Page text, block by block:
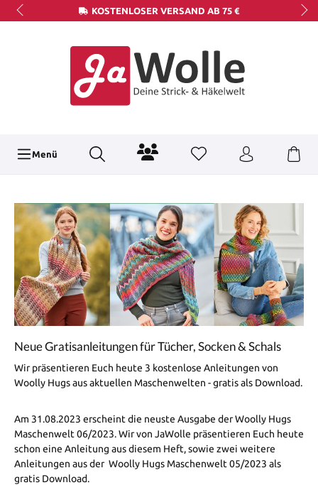
KOSTENLOSER VERSAND AB 75 €
Menü
Neue Gratisanleitungen für Tücher, Socken & Schals
Wir präsentieren Euch heute 3 kostenlose Anleitungen von
Woolly Hugs aus aktuellen Maschenwelten - gratis als Download.
Am 31.08.2023 erscheint die neuste Ausgabe der Woolly Hugs
Maschenwelt 06/2023. Wir von JaWolle präsentieren Euch heute
schon eine Anleitung aus diesem Heft, sowie zwei weitere
Anleitungen aus der Woolly Hugs Maschenwelt 05/2023 als
gratis Download.